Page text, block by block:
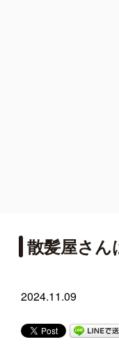
散髪屋さん
2024.11.09